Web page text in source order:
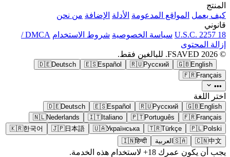
المنتج
كيف يعمل المواقع المدعومة الأدلة الإضافة من نحن
قانوني
18 U.S.C. 2257
سياسة الخصوصية شروط الاستخدام
DMCA /
إزالة المحتوى
© 2026 FSAVED. للبالغين فقط.
🇬🇧English
🇷🇺Русский
🇪🇸Español
🇩🇪Deutsch
🇫🇷Français
•••
اختر اللغة
🇬🇧English
🇷🇺Русский
🇪🇸Español
🇩🇪Deutsch
🇫🇷Français
🇵🇹Português
🇮🇹Italiano
🇳🇱Nederlands
🇵🇱Polski
🇹🇷Türkçe
🇺🇦Українська
🇯🇵日本語
🇰🇷한국어
🇨🇳中文
🇸🇦 العربية 🇮🇳हिन्दी
يجب أن يكون عمرك 18+ لاستخدام هذه الخدمة.